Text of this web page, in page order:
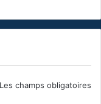
Les champs obligatoires